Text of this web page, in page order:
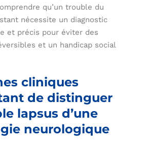
qu’un trouble du
nécessite un diagnostic
et précis pour éviter des
et un handicap social
cliniques
de distinguer
lapsus d’une
neurologique